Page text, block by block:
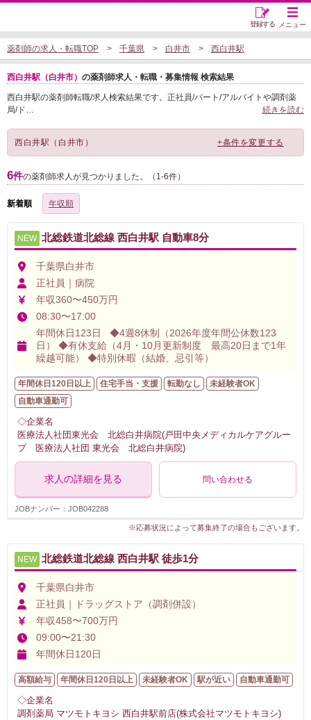
メニュー
登録する
薬剤師の求人・転職TOP 千葉県 白井市 西白井駅
西白井駅（白井市） の薬剤師求人・転職・募集情報 検索結果
西白井駅の薬剤師転職/求人検索結果です。正社員/パート/アルバイトや調剤薬
局/ド… 続きを読む
西白井駅（白井市） +条件を変更する
6件の薬剤師求人が見つかりました。（1-6件）
新着順 年収順
NEW 北総鉄道北総線 西白井駅 自動車8分
千葉県白井市
正社員｜病院
年収360〜450万円
08:30〜17:00
年間休日123日 ◆4週8休制（2026年度年間公休数123
日） ◆有休支給（4月・10月更新制度 最高20日まで1年
繰越可能） ◆特別休暇（結婚、忌引等）
年間休日120日以上 住宅手当・支援 転勤なし
未経験者OK
自動車通勤可
◇企業名
医療法人社団東光会 北総白井病院(戸田中央メディカルケアグルー
プ 医療法人社団 東光会 北総白井病院)
求人の詳細を見る 問い合わせる
JOBナンバー：JOB042288
※応募状況によって募集終了の場合もございます。
NEW 北総鉄道北総線 西白井駅 徒歩1分
千葉県白井市
正社員｜ドラッグストア（調剤併設）
年収458〜700万円
09:00〜21:30
年間休日120日
高額給与 年間休日120日以上 未経験者OK 駅が近い 自動車通勤可
◇企業名
調剤薬局 マツモトキヨシ 西白井駅前店(株式会社マツモトキヨシ)